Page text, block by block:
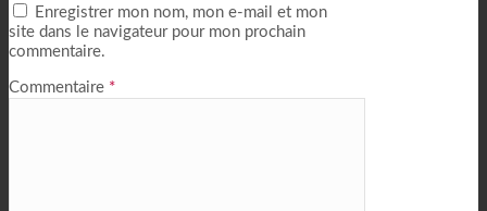
Enregistrer mon nom, mon e-mail et mon
site dans le navigateur pour mon prochain
commentaire.
Commentaire *